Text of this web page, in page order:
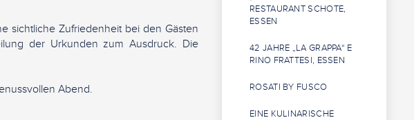
sichtliche Zufriedenheit bei den Gästen
der Urkunden zum Ausdruck. Die
Abend.
RESTAURANT SCHOTE,
ESSEN
42 JAHRE „LA GRAPPA“ E
RINO FRATTESI, ESSEN
ROSATI BY FUSCO
EINE KULINARISCHE